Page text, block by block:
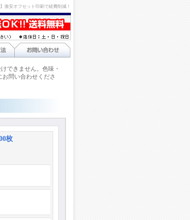
激安オフセット印刷で経費削減！
できません。色味・
問い合わせくださ
枚